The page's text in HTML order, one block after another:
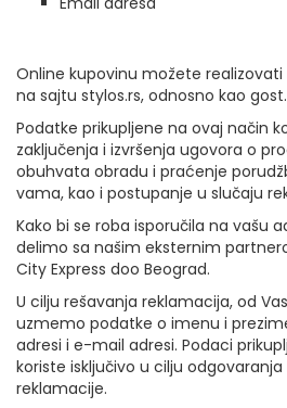
Online kupovinu možete
na sajtu stylos.rs, odnosno kao gost.
Podatke prikupljene na ovaj način
zaključenja i izvršenja ugovora o
obuhvata obradu i praćenje
vama, kao i postupanje u slučaju
Kako bi se roba isporučila na vašu
delimo sa našim eksternim
City Express doo Beograd.
U cilju rešavanja reklamacija, od
uzmemo podatke o imenu i
adresi i e-mail adresi. Podaci
koriste isključivo u cilju
reklamacije.